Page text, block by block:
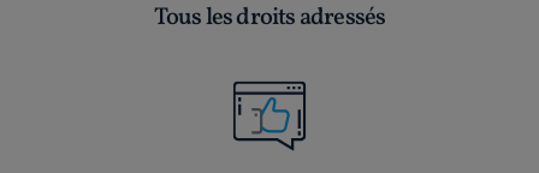
Tous les droits adressés